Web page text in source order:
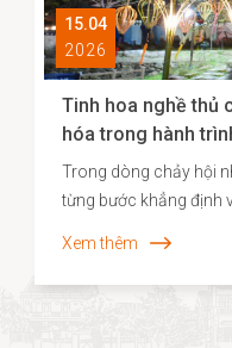
15.04
2026
Tinh hoa nghề thủ
hóa trong hành
Trong dòng chảy hội
từng bước khẳng định
thức mới mẻ. Năm
Xem thêm